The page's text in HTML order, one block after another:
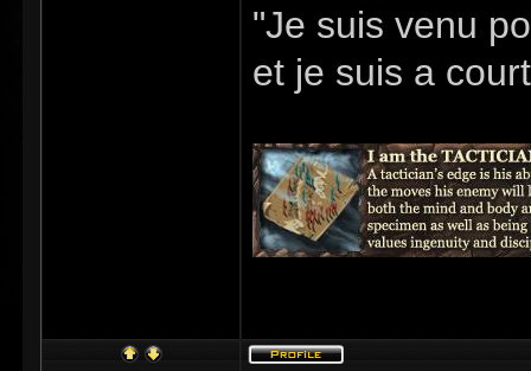
"Je suis venu
et je suis a